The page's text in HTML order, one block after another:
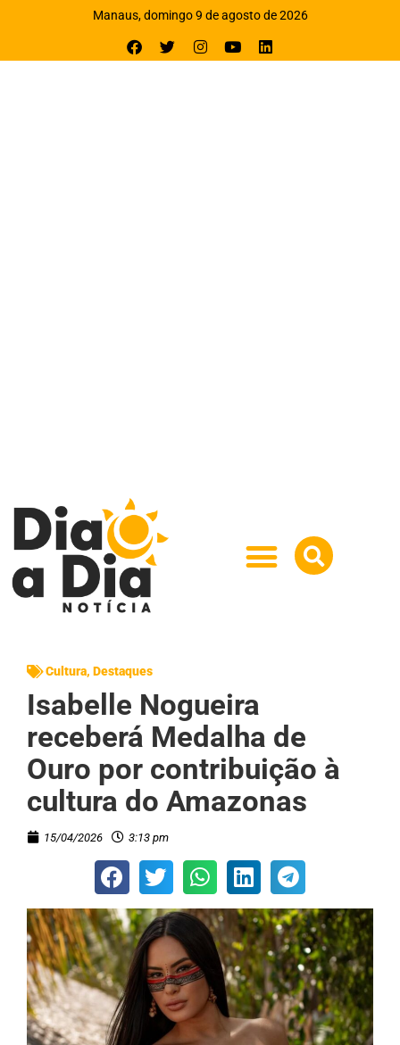
Manaus, domingo 9 de agosto de 2026
Cultura, Destaques
Isabelle Nogueira
receberá Medalha de
Ouro por contribuição à
cultura do Amazonas
15/04/2026 3:13 pm